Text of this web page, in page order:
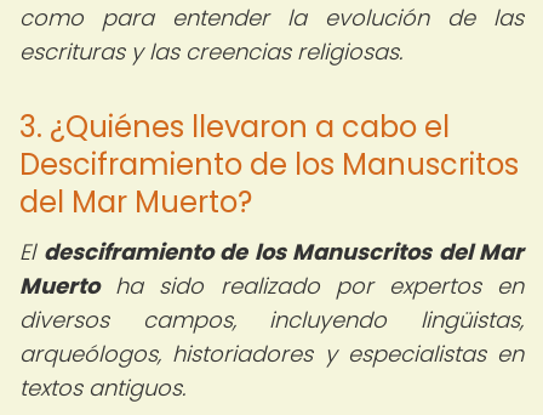
como para entender la evolución de las
escrituras y las creencias religiosas.
3. ¿Quiénes llevaron a cabo el
Desciframiento de los Manuscritos
del Mar Muerto?
El desciframiento de los Manuscritos del Mar
Muertoha sido realizado por expertos en
diversos campos, incluyendo lingüistas,
arqueólogos, historiadores y especialistas en
textos antiguos.